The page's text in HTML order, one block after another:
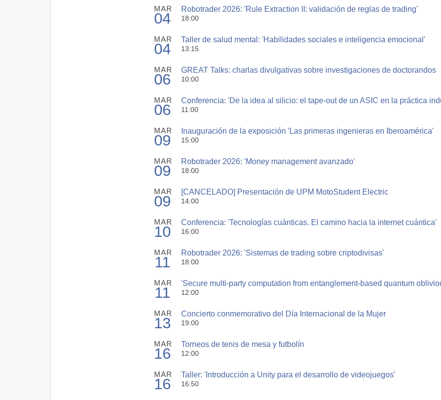
MAR
04
Robotrader 2026: 'Rule Extraction II: validación de reglas de trading'
18:00
MAR
04
Taller de salud mental: 'Habilidades sociales e inteligencia emocional'
13:15
MAR
06
GREAT Talks: charlas divulgativas sobre investigaciones de doctorandos
10:00
MAR
06
Conferencia: 'De la idea al silicio: el tape-out de un ASIC en la práctica
11:00
MAR
09
Inauguración de la exposición 'Las primeras ingenieras en Iberoamérica'
15:00
MAR
09
Robotrader 2026: 'Money management avanzado'
18:00
MAR
09
[CANCELADO] Presentación de UPM MotoStudent Electric
14:00
MAR
10
Conferencia: 'Tecnologías cuánticas. El camino hacia la internet cuántica'
16:00
MAR
11
Robotrader 2026: 'Sistemas de trading sobre criptodivisas'
18:00
MAR
11
'Secure multi-party computation from entanglement-based quantum
12:00
MAR
13
Concierto conmemorativo del Día Internacional de la Mujer
19:00
MAR
16
Torneos de tenis de mesa y futbolín
12:00
MAR
16
Taller: 'Introducción a Unity para el desarrollo de videojuegos'
16:50